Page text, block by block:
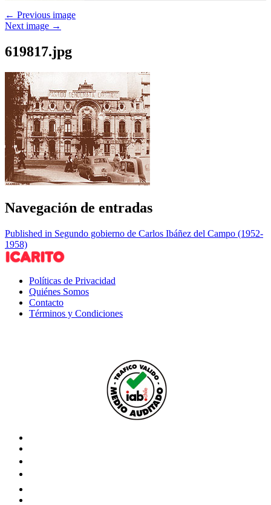
← Previous image
Next image →
619817.jpg
Navegación de entradas
Published in Segundo gobierno de Carlos Ibáñez del Campo (1952-
1958)
Políticas de Privacidad
Quiénes Somos
Contacto
Términos y Condiciones